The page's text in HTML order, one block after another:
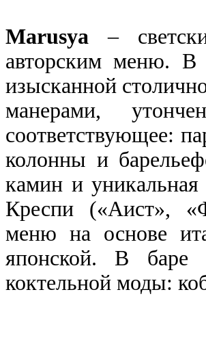
Marusya –
авторским меню. В
изысканной
манерами,
соответствующее:
колонны и
камин и
Креспи («Аист»,
меню на основе
японской. В баре
коктельной моды: